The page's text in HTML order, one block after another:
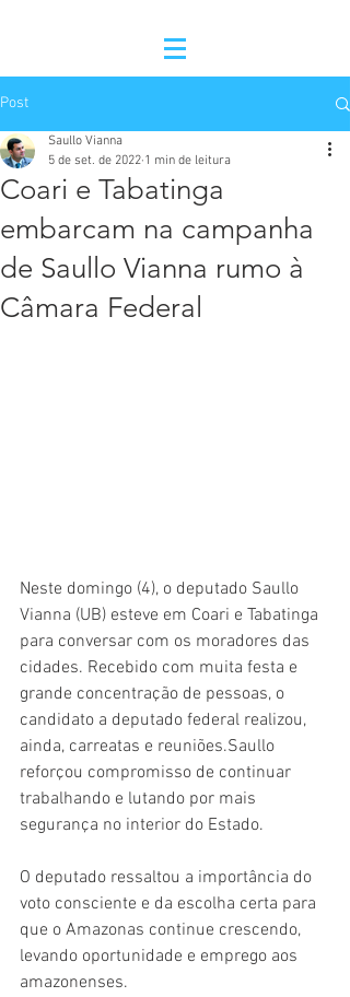
Post
Coari e Tabatinga
embarcam na campanha
de Saullo Vianna rumo à
Câmara Federal
Saullo Vianna
5 de set. de 2022 1 min de leitura
Neste domingo (4), o deputado Saullo
Vianna (UB) esteve em Coari e Tabatinga
para conversar com os moradores das
cidades. Recebido com muita festa e
grande concentração de pessoas, o
candidato a deputado federal realizou,
ainda, carreatas e reuniões.Saullo
reforçou compromisso de continuar
trabalhando e lutando por mais
segurança no interior do Estado.
O deputado ressaltou a importância do
voto consciente e da escolha certa para
que o Amazonas continue crescendo,
levando oportunidade e emprego aos
amazonenses.